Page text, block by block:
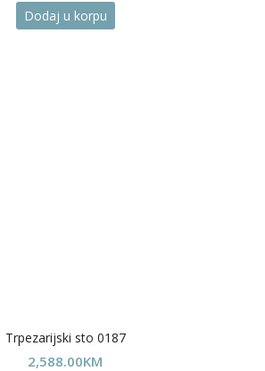
Dodaj u korpu
Trpezarijski sto 0187
2,588.00KM